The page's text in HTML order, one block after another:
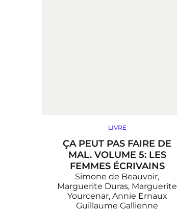
LIVRE
ÇA PEUT PAS FAIRE DE
MAL. VOLUME 5: LES
FEMMES ÉCRIVAINS
Simone de Beauvoir,
Marguerite Duras, Marguerite
Yourcenar, Annie Ernaux
Guillaume Gallienne